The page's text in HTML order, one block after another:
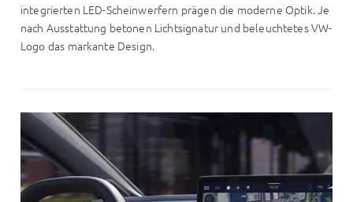
integrierten LED-Scheinwerfern prägen die moderne Optik. Je
nach Ausstattung betonen Lichtsignatur und beleuchtetes VW-
Logo das markante Design.